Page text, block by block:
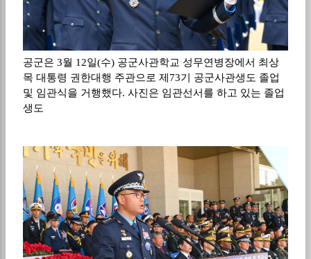
공군은 3월 12일(수) 공군사관학교 성무연병장에서 최상
목 대통령 권한대행 주관으로 제73기 공군사관생도 졸업
및 임관식을 거행했다. 사진은 임관선서를 하고 있는 졸업
생도